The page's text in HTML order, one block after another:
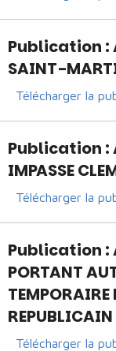
Publication :
SAINT-
Télécharger la
Publication :
IMPASSE
Télécharger la
Publication :
PORTANT
TEMPORAIRE
Télécharger la